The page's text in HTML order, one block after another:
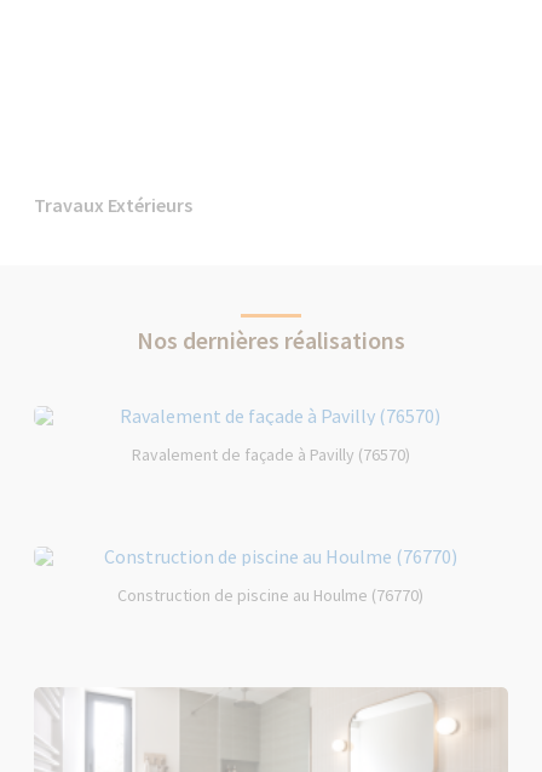
Travaux Extérieurs
Nos dernières réalisations
Ravalement de façade à Pavilly (76570)
Construction de piscine au Houlme (76770)